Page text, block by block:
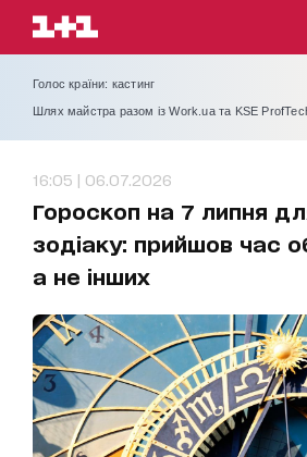
Голос країни: кастинг
Шлях майстра разом із Work.ua та KSE
16:05 | 06.07.2026
Гороскоп на 7 липня
зодіаку: прийшов час
а не інших